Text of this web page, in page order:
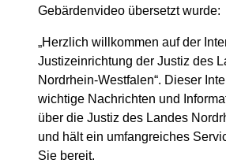
Gebärdenvideo übersetzt wurde:
„Herzlich willkommen auf der
Justizeinrichtung der Justiz des
Nordrhein-Westfalen“. Dieser
wichtige Nachrichten und
über die Justiz des Landes
und hält ein umfangreiches
Sie bereit.